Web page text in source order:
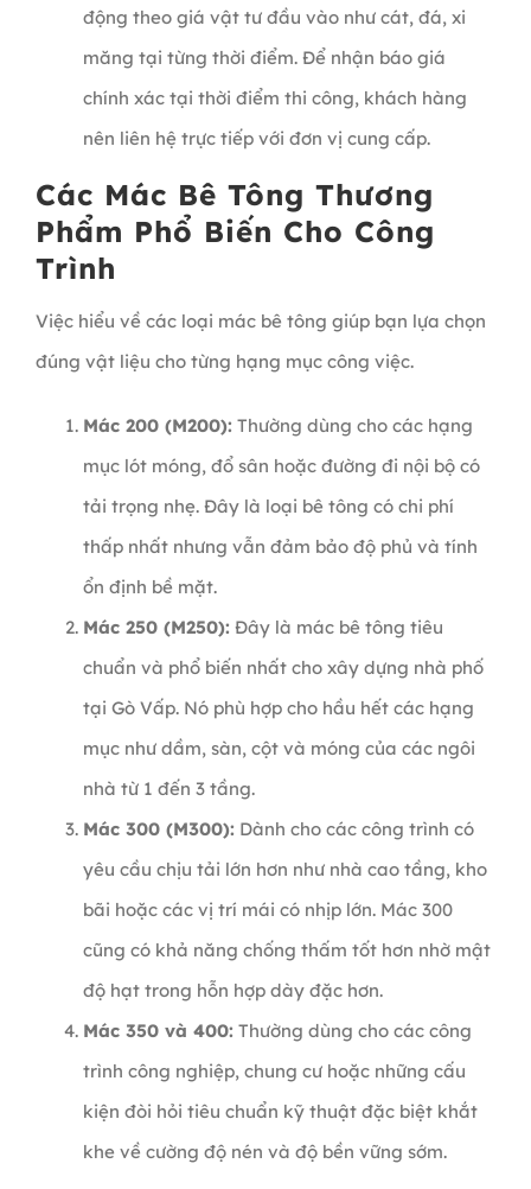
động theo giá vật tư đầu vào như cát, đá, xi
măng tại từng thời điểm. Để nhận báo giá
chính xác tại thời điểm thi công, khách hàng
nên liên hệ trực tiếp với đơn vị cung cấp.
Các Mác Bê Tông Thương
Phẩm Phổ Biến Cho Công
Trình
Việc hiểu về các loại mác bê tông giúp bạn lựa chọn
đúng vật liệu cho từng hạng mục công việc.
Mác 200 (M200): Thường dùng cho các hạng
mục lót móng, đổ sân hoặc đường đi nội bộ có
tải trọng nhẹ. Đây là loại bê tông có chi phí
thấp nhất nhưng vẫn đảm bảo độ phủ và tính
ổn định bề mặt.
Mác 250 (M250): Đây là mác bê tông tiêu
chuẩn và phổ biến nhất cho xây dựng nhà phố
tại Gò Vấp. Nó phù hợp cho hầu hết các hạng
mục như dầm, sàn, cột và móng của các ngôi
nhà từ 1 đến 3 tầng.
Mác 300 (M300): Dành cho các công trình có
yêu cầu chịu tải lớn hơn như nhà cao tầng, kho
bãi hoặc các vị trí mái có nhịp lớn. Mác 300
cũng có khả năng chống thấm tốt hơn nhờ mật
độ hạt trong hỗn hợp dày đặc hơn.
Mác 350 và 400: Thường dùng cho các công
trình công nghiệp, chung cư hoặc những cấu
kiện đòi hỏi tiêu chuẩn kỹ thuật đặc biệt khắt
khe về cường độ nén và độ bền vững sớm.